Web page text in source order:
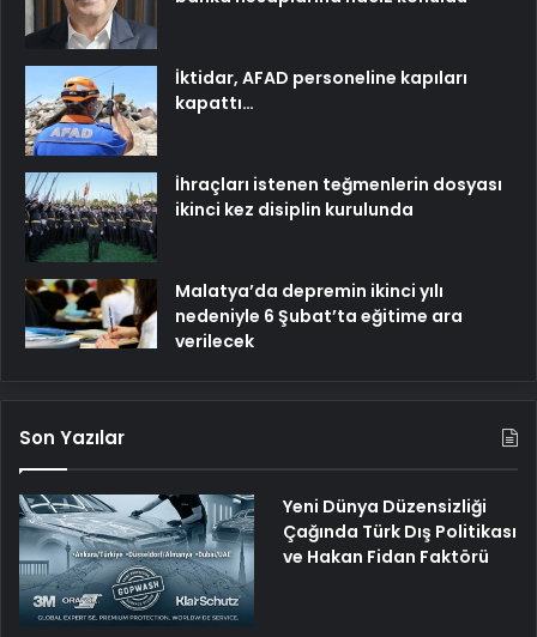
İktidar, AFAD personeline kapıları
kapattı…
İhraçları istenen teğmenlerin dosyası
ikinci kez disiplin kurulunda
Malatya’da depremin ikinci yılı
nedeniyle 6 Şubat’ta eğitime ara
verilecek
Son Yazılar
Yeni Dünya Düzensizliği
Çağında Türk Dış Politikası
ve Hakan Fidan Faktörü